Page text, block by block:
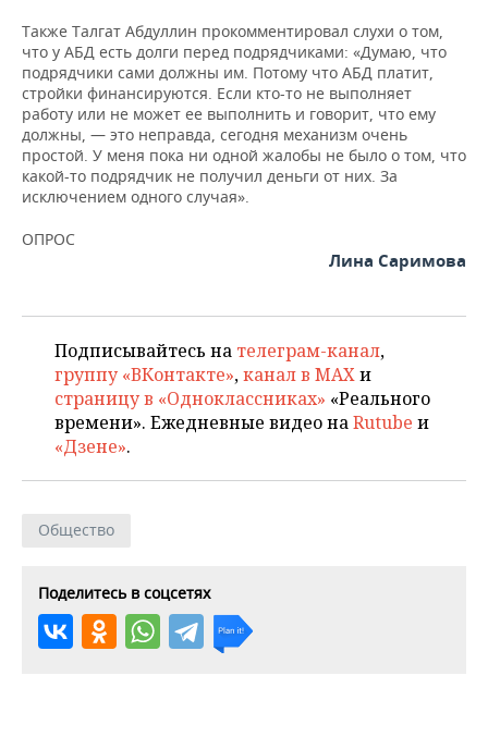
Также Талгат Абдуллин прокомментировал слухи о том,
что у АБД есть долги перед подрядчиками: «Думаю, что
подрядчики сами должны им. Потому что АБД платит,
стройки финансируются. Если кто-то не выполняет
работу или не может ее выполнить и говорит, что ему
должны, — это неправда, сегодня механизм очень
простой. У меня пока ни одной жалобы не было о том, что
какой-то подрядчик не получил деньги от них. За
исключением одного случая».
ОПРОС
Лина Саримова
Подписывайтесь на телеграм-канал,
группу «ВКонтакте»,канал в MAXи
страницу в «Одноклассниках» «Реального
времени». Ежедневные видео наRutube и
«Дзене».
Общество
Поделитесь в соцсетях